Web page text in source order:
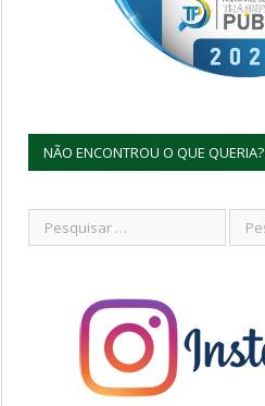
NÃO ENCONTROU O QUE QUERIA?